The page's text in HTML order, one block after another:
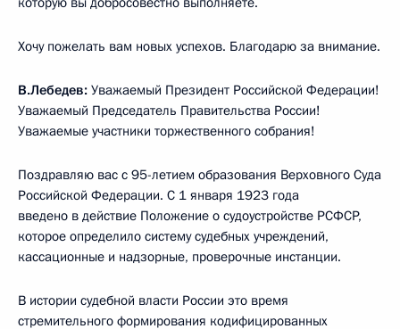
Хочу пожелать вам новых успехов. Благодарю за внимание.
В.Лебедев: Уважаемый Президент Российской Федерации!
Уважаемый Председатель Правительства России!
Уважаемые участники торжественного собрания!
Поздравляю вас с 95-летием образования Верховного Суда
Российской Федерации. С 1 января 1923 года
введено в действие Положение о судоустройстве РСФСР,
которое определило систему судебных учреждений,
кассационные и надзорные, проверочные инстанции.
В истории судебной власти России это время
стремительного формирования кодифицированных